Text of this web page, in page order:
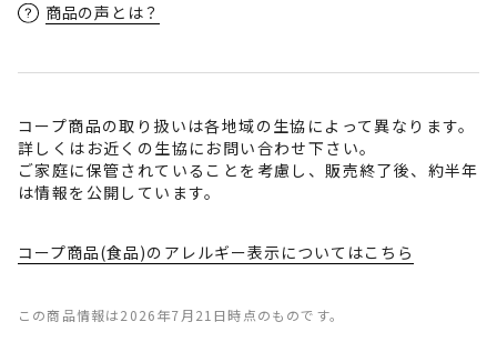
商品の声とは？
コープ商品の取り扱いは各地域の生協によって異なります。
詳しくはお近くの生協にお問い合わせ下さい。
ご家庭に保管されていることを考慮し、販売終了後、約半年
は情報を公開しています。
コープ商品(食品)のアレルギー表示についてはこちら
この商品情報は2026年7月21日時点のものです。